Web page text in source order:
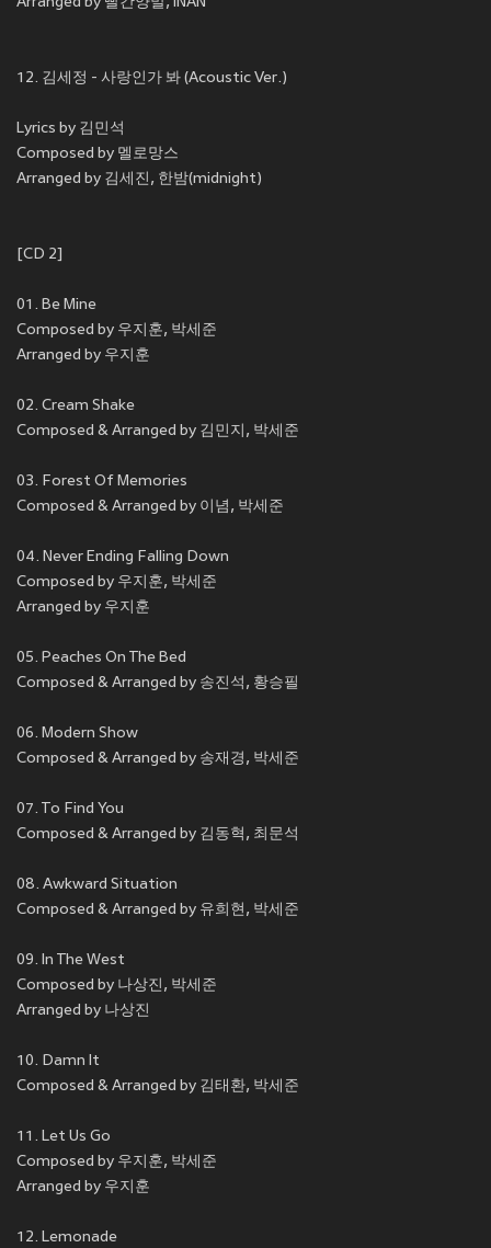
12. 김세정 - 사랑인가 봐 (Acoustic Ver.)
Lyrics by 김민석
Composed by 멜로망스
Arranged by 김세진, 한밤(midnight)
[CD 2]
01. Be Mine
Composed by 우지훈, 박세준
Arranged by 우지훈
02. Cream Shake
Composed & Arranged by 김민지, 박세준
03. Forest Of Memories
Composed & Arranged by 이념, 박세준
04. Never Ending Falling Down
Composed by 우지훈, 박세준
Arranged by 우지훈
05. Peaches On The Bed
Composed & Arranged by 송진석, 황승필
06. Modern Show
Composed & Arranged by 송재경, 박세준
07. To Find You
Composed & Arranged by 김동혁, 최문석
08. Awkward Situation
Composed & Arranged by 유희현, 박세준
09. In The West
Composed by 나상진, 박세준
Arranged by 나상진
10. Damn It
Composed & Arranged by 김태환, 박세준
11. Let Us Go
Composed by 우지훈, 박세준
Arranged by 우지훈
12. Lemonade